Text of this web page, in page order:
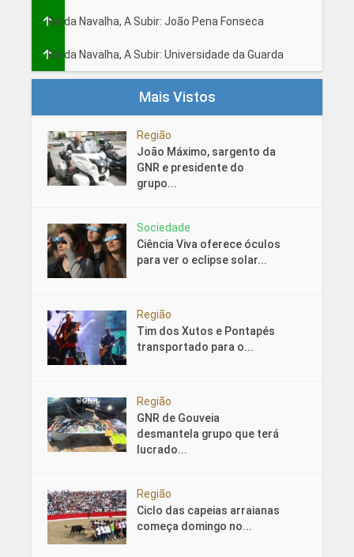
Fio da Navalha, A Subir: João Pena Fonseca
Fio da Navalha, A Subir: Universidade da Guarda
Mais Vistos
Região
João Máximo, sargento da
GNR e presidente do
grupo...
Sociedade
Ciência Viva oferece óculos
para ver o eclipse solar...
Região
Tim dos Xutos e Pontapés
transportado para o...
Região
GNR de Gouveia
desmantela grupo que terá
lucrado...
Região
Ciclo das capeias arraianas
começa domingo no...